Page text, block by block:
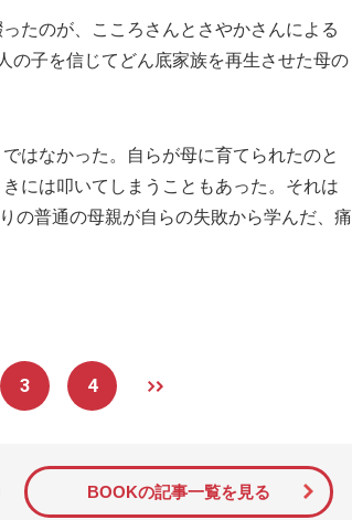
たのが、こころさんとさやかさんによる
の子を信じてどん底家族を再生させた母の
はなかった。自らが母に育てられたのと
には叩いてしまうこともあった。それは
の普通の母親が自らの失敗から学んだ、痛
3 4
BOOKの記事一覧を見る